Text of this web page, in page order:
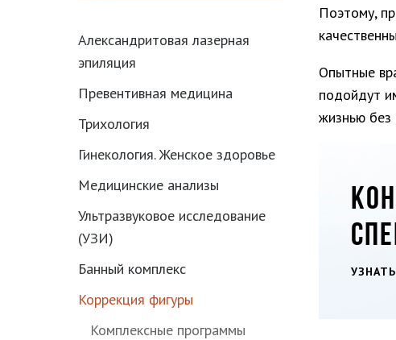
Поэтому,
Опытные
подойдут
жизнью без
Александритовая лазерная
эпиляция
Превентивная медицина
Трихология
Гинекология. Женское здоровье
Медицинские анализы
Ультразвуковое исследование
(УЗИ)
Банный комплекс
Коррекция фигуры
Комплексные программы